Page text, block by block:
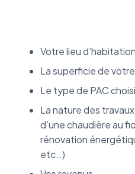
Votre lieu d’habitation
La superficie de
Le type de PAC
La nature des
d’une chaudière au
rénovation
etc…)